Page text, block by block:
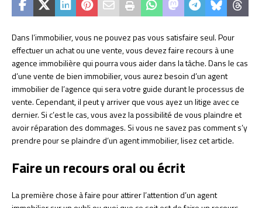
Dans l’immobilier, vous ne pouvez pas vous satisfaire seul. Pour
effectuer un achat ou une vente, vous devez faire recours à une
agence immobilière qui pourra vous aider dans la tâche. Dans le cas
d’une vente de bien immobilier, vous aurez besoin d’un agent
immobilier de l’agence qui sera votre guide durant le processus de
vente. Cependant, il peut y arriver que vous ayez un litige avec ce
dernier. Si c’est le cas, vous avez la possibilité de vous plaindre et
avoir réparation des dommages. Si vous ne savez pas comment s’y
prendre pour se plaindre d’un agent immobilier, lisez cet article.
Faire un recours oral ou écrit
La première chose à faire pour attirer l’attention d’un agent